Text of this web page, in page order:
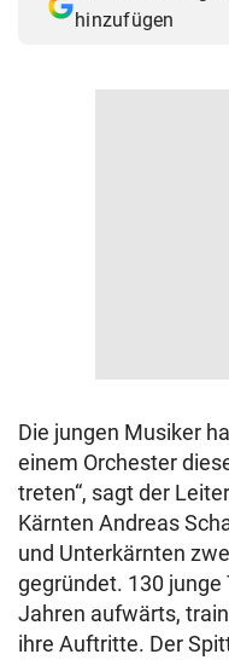
hinzufügen
Die jungen Musiker
einem Orchester
treten“, sagt der
Kärnten Andreas
und Unterkärnten
gegründet. 130 junge
Jahren aufwärts,
ihre Auftritte. Der